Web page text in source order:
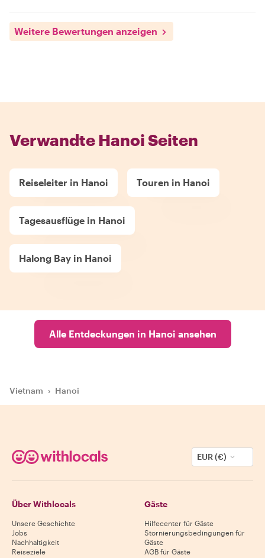
Weitere Bewertungen anzeigen
Verwandte Hanoi Seiten
Reiseleiter in Hanoi Touren in Hanoi
Tagesausflüge in Hanoi
Halong Bay in Hanoi
Alle Entdeckungen in Hanoi ansehen
Vietnam › Hanoi
EUR (€)
Über Withlocals
Unsere Geschichte
Jobs
Nachhaltigkeit
Reiseziele
Gäste
Hilfecenter für Gäste
Stornierungsbedingungen für
Gäste
AGB für Gäste